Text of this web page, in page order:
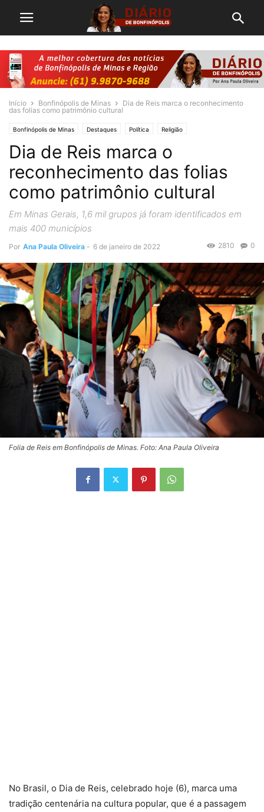
Início Bonfinópolis de Minas
Dia de Reis marca o reconhecimento
das folias como patrimônio cultural
Bonfinópolis de Minas Destaques Política Religião
Dia de Reis marca o
reconhecimento das folias
como patrimônio cultural
Em Minas Gerais, 1,6 mil grupos já foram identificados em
mais 400 municípios
Por Ana Paula Oliveira - 6 de janeiro de 2022 0
2810
Folia de Reis em Bonfinópolis de Minas. Foto: Ana Paula Oliveira
No Brasil, o Dia de Reis, celebrado hoje (6), marca uma
tradição centenária na cultura popular, que é a passagem